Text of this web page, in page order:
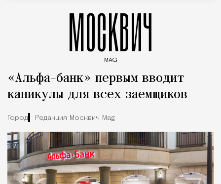
МОСКВИЧ
MAG
«Альфа-банк» первым вводит
каникулы для всех заемщиков
Город Редакция Москвич Mag